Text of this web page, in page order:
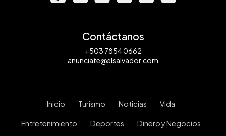
Contáctanos
+503 7854 0662
anunciate@elsalvador.com
Inicio Turismo Noticias Vida
Entretenimiento Deportes Dinero y Negocios